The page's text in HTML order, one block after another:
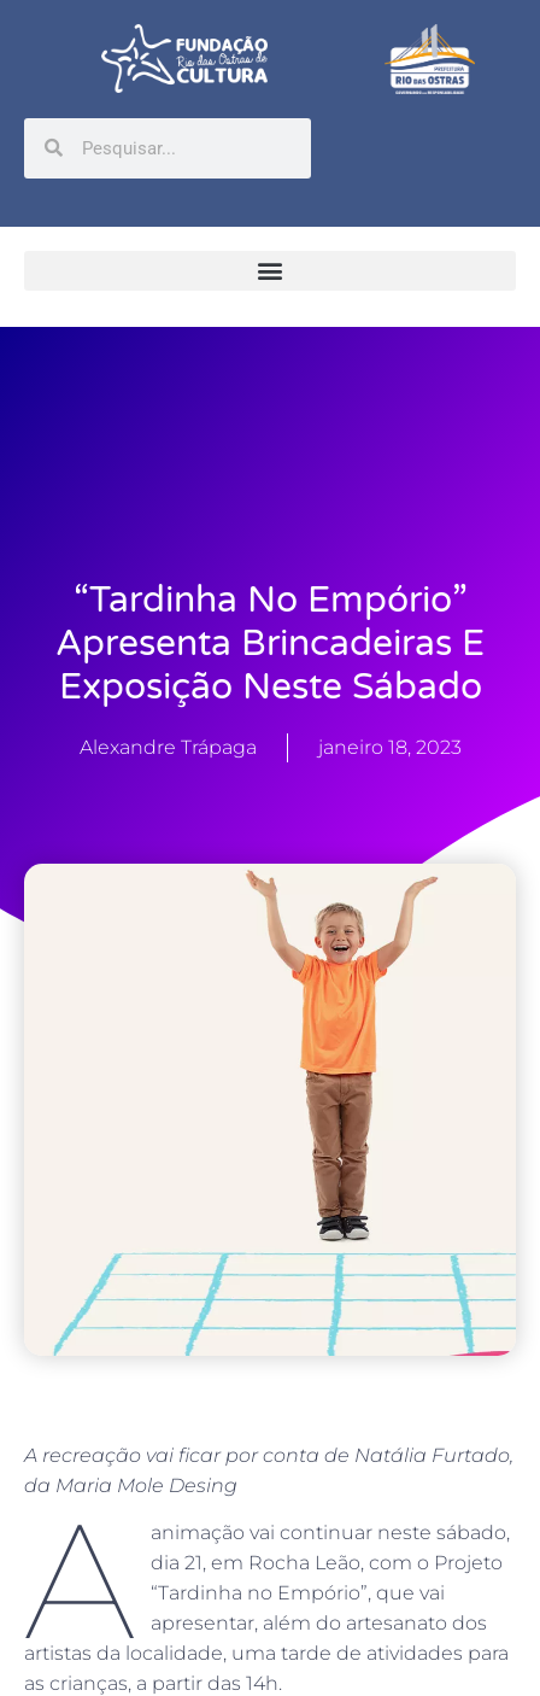
“Tardinha No Empório”
Apresenta Brincadeiras E
Exposição Neste Sábado
Alexandre Trápaga janeiro 18, 2023
A recreação vai ficar por conta de Natália Furtado,
da Maria Mole Desing
A
animação vai continuar neste sábado,
dia 21, em Rocha Leão, com o Projeto
“Tardinha no Empório”, que vai
apresentar, além do artesanato dos
artistas da localidade, uma tarde de atividades para
as crianças, a partir das 14h.